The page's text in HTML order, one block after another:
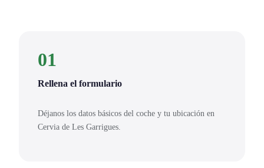
01
Rellena el formulario
Déjanos los datos básicos del coche y tu ubicación en
Cervia de Les Garrigues.